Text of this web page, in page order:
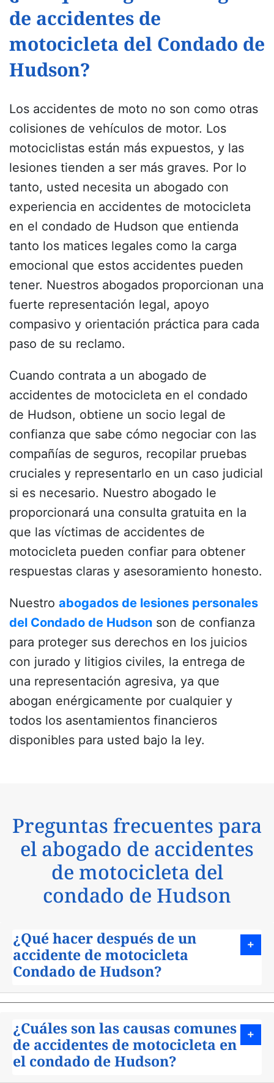
de accidentes de
motocicleta del Condado de
Hudson?
Los accidentes de moto no son como otras
colisiones de vehículos de motor. Los
motociclistas están más expuestos, y las
lesiones tienden a ser más graves. Por lo
tanto, usted necesita un abogado con
experiencia en accidentes de motocicleta
en el condado de Hudson que entienda
tanto los matices legales como la carga
emocional que estos accidentes pueden
tener. Nuestros abogados proporcionan una
fuerte representación legal, apoyo
compasivo y orientación práctica para cada
paso de su reclamo.
Cuando contrata a un abogado de
accidentes de motocicleta en el condado
de Hudson, obtiene un socio legal de
confianza que sabe cómo negociar con las
compañías de seguros, recopilar pruebas
cruciales y representarlo en un caso judicial
si es necesario. Nuestro abogado le
proporcionará una consulta gratuita en la
que las víctimas de accidentes de
motocicleta pueden confiar para obtener
respuestas claras y asesoramiento honesto.
Nuestro abogados de lesiones personales
del Condado de Hudson son de confianza
para proteger sus derechos en los juicios
con jurado y litigios civiles, la entrega de
una representación agresiva, ya que
abogan enérgicamente por cualquier y
todos los asentamientos financieros
disponibles para usted bajo la ley.
Preguntas frecuentes para
el abogado de accidentes
de motocicleta del
condado de Hudson
¿Qué hacer después de un
accidente de motocicleta
Condado de Hudson?
¿Cuáles son las causas comunes
de accidentes de motocicleta en
el condado de Hudson?